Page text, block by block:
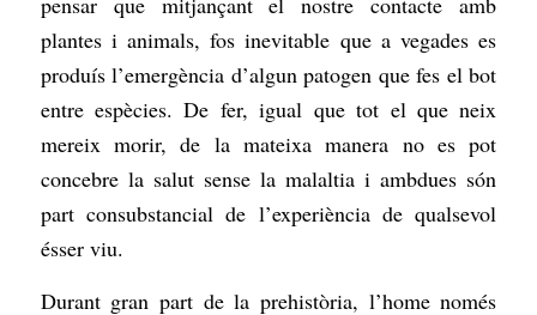
plantes i animals, fos inevitable que a vegades es
produís l’emergència d’algun patogen que fes el bot
entre espècies. De fer, igual que tot el que neix
mereix morir, de la mateixa manera no es pot
concebre la salut sense la malaltia i ambdues són
part consubstancial de l’experiència de qualsevol
ésser viu.
Durant gran part de la prehistòria, l’home només